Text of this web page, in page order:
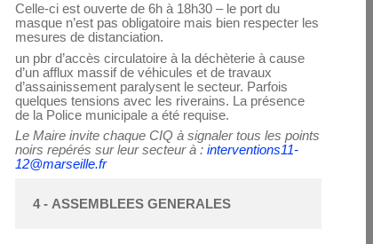
Celle-ci est ouverte de 6h à 18h30 – le port du
masque n’est pas obligatoire mais bien respecter les
mesures de distanciation.
un pbr d’accès circulatoire à la déchèterie à cause
d’un afflux massif de véhicules et de travaux
d’assainissement paralysent le secteur. Parfois
quelques tensions avec les riverains. La présence
de la Police municipale a été requise.
Le Maire invite chaque CIQ à signaler tous les points
noirs repérés sur leur secteur à : interventions11-
12@marseille.fr
4 - ASSEMBLEES GENERALES